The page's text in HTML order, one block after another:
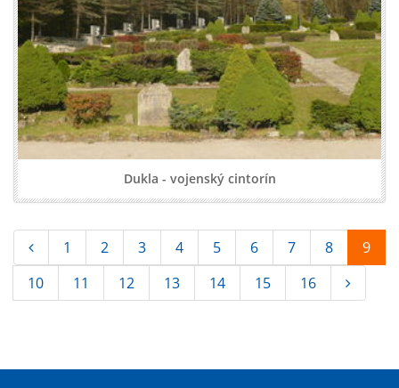
Dukla - vojenský cintorín
1 2 3 4 5 6 7 8
9
10
11 12 13 14 15 16